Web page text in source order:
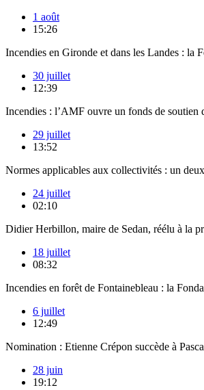
1 août
15:26
Incendies en Gironde et dans les Landes : la
30 juillet
12:39
Incendies : l’AMF ouvre un fonds de soutien
29 juillet
13:52
Normes applicables aux collectivités : un
24 juillet
02:10
Didier Herbillon, maire de Sedan, réélu à la
18 juillet
08:32
Incendies en forêt de Fontainebleau : la
6 juillet
12:49
Nomination : Etienne Crépon succède à
28 juin
19:12